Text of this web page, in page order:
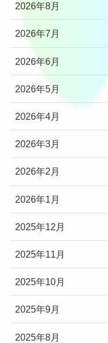
2026年8月
2026年7月
2026年6月
2026年5月
2026年4月
2026年3月
2026年2月
2026年1月
2025年12月
2025年11月
2025年10月
2025年9月
2025年8月